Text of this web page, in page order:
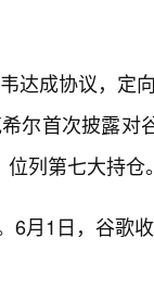
达成协议，
尔首次披露
位列第七大持仓
6月1日，谷歌